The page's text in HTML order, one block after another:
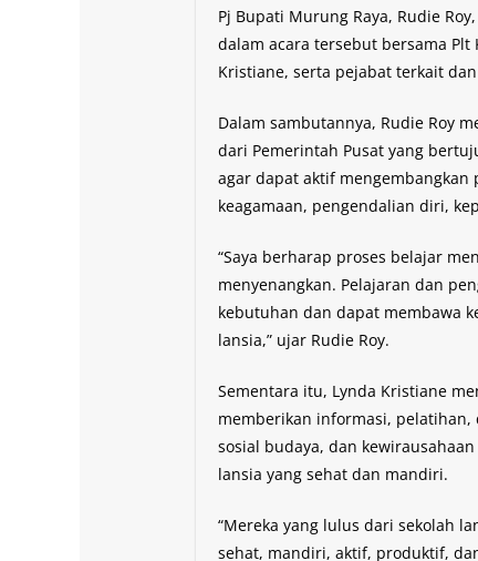
Pj Bupati Murung Raya, Rudie
dalam acara tersebut bersama Plt
Kristiane, serta pejabat terkait
Dalam sambutannya, Rudie Roy
dari Pemerintah Pusat yang
agar dapat aktif
keagamaan, pengendalian diri,
“Saya berharap proses belajar
menyenangkan. Pelajaran dan
kebutuhan dan dapat membawa
lansia,” ujar Rudie Roy.
Sementara itu, Lynda Kristiane
memberikan informasi, pelatihan,
sosial budaya, dan
lansia yang sehat dan mandiri.
“Mereka yang lulus dari sekolah
sehat, mandiri, aktif, produktif,